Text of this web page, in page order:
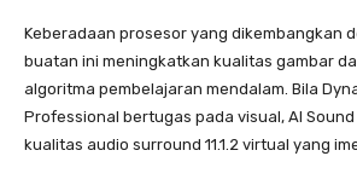
Keberadaan prosesor yang dikembangkan
buatan ini meningkatkan kualitas gambar
algoritma pembelajaran mendalam. Bila
Professional bertugas pada visual, AI
kualitas audio surround 11.1.2 virtual yang